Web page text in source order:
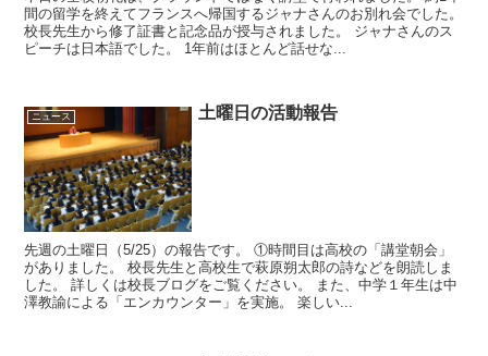
間の留学を終えてフランスへ帰国するジャナさんのお別れ会でした。
校長先生から修了証書と記念品が授与されました。 ジャナさんのス
ピーチは日本語でした。 1年前はほとんど話せな...
ニュース 土曜日の活動報告
先週の土曜日（5/25）の報告です。 ①時間目は高校の「講堂朝会」
がありました。 校長先生と高校生で萩原朔太郎の詩などを朗読しま
した。 詳しくは校長ブログをご覧ください。 また、中学１年生は中
澤教諭による「エンカウンター」を実施。 楽しい...